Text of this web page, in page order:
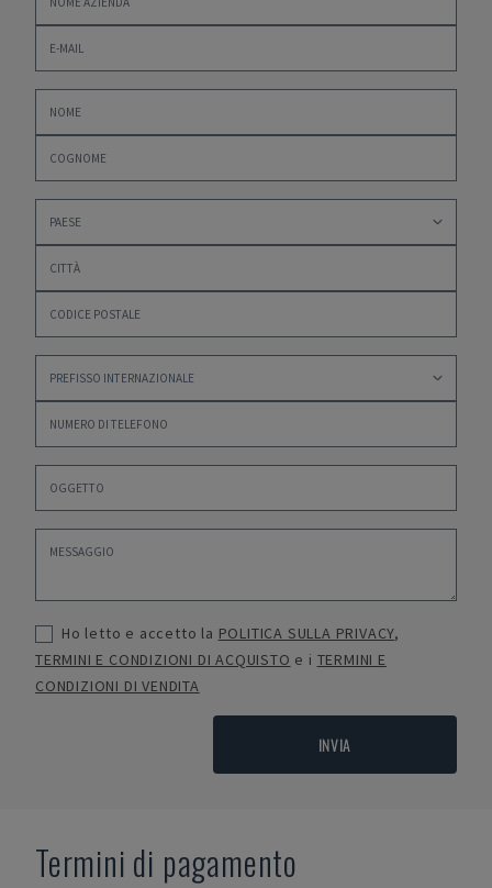
Ho letto e accetto la POLITICA SULLA PRIVACY,
TERMINI E CONDIZIONI DI ACQUISTO e i TERMINI E
CONDIZIONI DI VENDITA
INVIA
Termini di pagamento